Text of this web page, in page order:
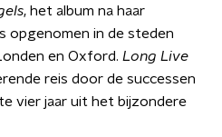
, het album na haar
opgenomen in de steden
en Oxford. Long Live
reis door de successen
vier jaar uit het bijzondere